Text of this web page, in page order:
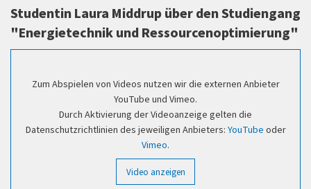
Enercon
Weiss Klimatechnik
Dortmunder Energie- und Wasserversorgung
B.A.U.M. Consult
Energielenker Projects
und viele andere
Studentin Laura Middrup über den Studiengang
"Energietechnik und Ressourcenoptimierung"
Zum Abspielen von Videos nutzen wir die externen Anbieter
YouTube und Vimeo.
Durch Aktivierung der Videoanzeige gelten die
Datenschutzrichtlinien des jeweiligen Anbieters: YouTube oder
Vimeo.
Video anzeigen